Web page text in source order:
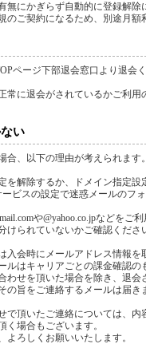
無にかぎらず自動的に登録解除
のご契約になるため、別途月額
ページ下部退会窓口より退会く
常に退会がされているかご利用
い
合、以下の理由が考えられます
を解除するか、ドメイン指定設
ビスの設定で迷惑メールのフ
や@yahoo.co.jpなどをご
けられていないかご確認くださ
入会時にメールアドレス情報を
ルはキャリアごとの課金確認の
わせを頂いた場合を除き、退会
の旨をご連絡するメールは届き
で頂いたご連絡については、内
く場合もございます。
よろしくお願いいたします。